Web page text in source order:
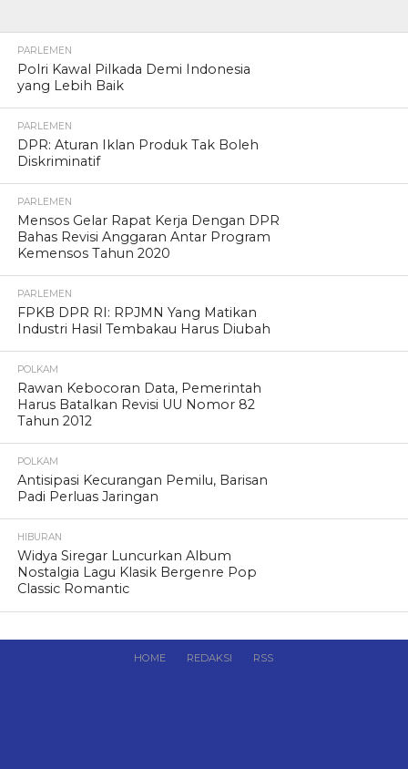
PARLEMEN
Polri Kawal Pilkada Demi Indonesia
yang Lebih Baik
PARLEMEN
DPR: Aturan Iklan Produk Tak Boleh
Diskriminatif
PARLEMEN
Mensos Gelar Rapat Kerja Dengan DPR
Bahas Revisi Anggaran Antar Program
Kemensos Tahun 2020
PARLEMEN
FPKB DPR RI: RPJMN Yang Matikan
Industri Hasil Tembakau Harus Diubah
POLKAM
Rawan Kebocoran Data, Pemerintah
Harus Batalkan Revisi UU Nomor 82
Tahun 2012
POLKAM
Antisipasi Kecurangan Pemilu, Barisan
Padi Perluas Jaringan
HIBURAN
Widya Siregar Luncurkan Album
Nostalgia Lagu Klasik Bergenre Pop
Classic Romantic
HOME REDAKSI RSS